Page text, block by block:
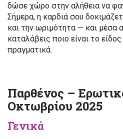
δώσε χώρο στην αλήθεια να
Σήμερα, η καρδιά σου
και την ωριμότητα — και μέσα
καταλάβεις ποιο είναι το
πραγματικά.
Παρθένος –
Οκτωβρίου 2025
Γενικά